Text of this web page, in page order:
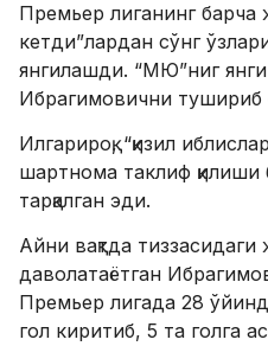
Премьер лиганинг барча
кетди”лардан сўнг
янгилашди. “МЮ”ниг янги
Ибрагимовични тушириб
Илгарироқ, “қизил
шартнома таклиф қилиши
тарқалган эди.
Айни вақтда
даволатаётган
Премьер лигада 28
гол киритиб, 5 та голга